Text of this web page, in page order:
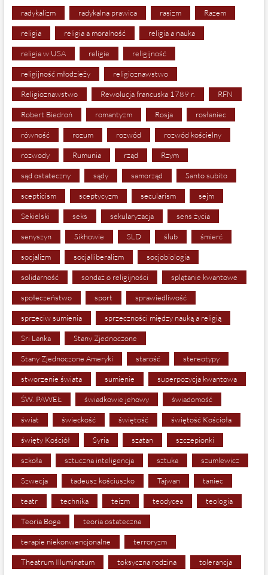
radykalizm radykalna prawica rasizm Razem
religia religia a moralność religia a nauka
religia w USA religie religijność
religijność młodzieży religioznawstwo
Religioznawstwo Rewolucja francuska 1789 r. RFN
Robert Biedroń romantyzm Rosja rosłaniec
równość rozum rozwód rozwód kościelny
rozwody Rumunia rząd Rzym
sąd ostateczny sądy samorząd Santo subito
scepticism sceptycyzm secularism sejm
Sekielski seks sekularyzacja sens życia
senyszyn Sikhowie SLD ślub śmierć
socjalizm socjalliberalizm socjobiologia
solidarność sondaż o religijności splątanie kwantowe
społeczeństwo sport sprawiedliwość
sprzeciw sumienia sprzeczności między nauką a religią
Sri Lanka Stany Zjednoczone
Stany Zjednoczone Ameryki starość stereotypy
stworzenie świata sumienie superpozycja kwantowa
ŚW. PAWEŁ świadkowie jehowy świadomość
świat świeckość świętość świętość Kościoła
święty Kościół Syria szatan szczepionki
szkoła sztuczna inteligencja sztuka szumlewicz
Szwecja tadeusz kościuszko Tajwan taniec
teatr technika teizm teodycea teologia
Teoria Boga teoria ostateczna
terapie niekonwencjonalne terroryzm
Theatrum Illuminatum toksyczna rodzina tolerancja